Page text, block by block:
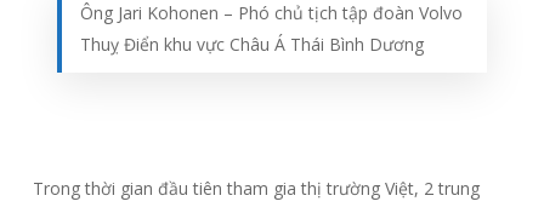
Ông Jari Kohonen – Phó chủ tịch tập đoàn Volvo
Thuỵ Điển khu vực Châu Á Thái Bình Dương
Trong thời gian đầu tiên tham gia thị trường Việt, 2 trung